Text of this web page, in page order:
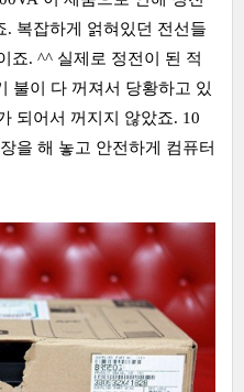
. 복잡하게 얽혀있던 전선들
죠. ^^ 실제로 정전이 된 적
불이 다 꺼져서 당황하고 있
되어서 꺼지지 않았죠. 10
을 해 놓고 안전하게 컴퓨터